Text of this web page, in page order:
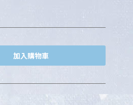
加入購物車